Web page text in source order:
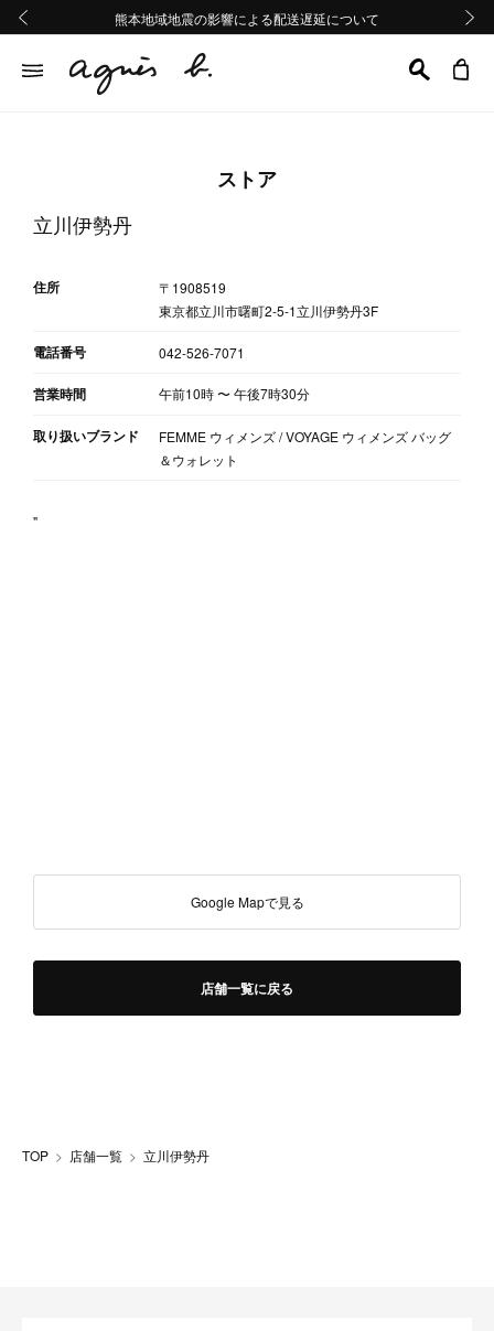
熊本地域地震の影響による配送遅延について
Summer Sale 2buy10%OFF!!
熊本地域地震の影響による配送遅延について
Summer Sale 2buy10%OFF!!
ストア
立川伊勢丹
住所
〒1908519
東京都立川市曙町2-5-1立川伊勢丹3F
電話番号 042-526-7071
営業時間 午前10時〜午後7時30分
取り扱いブランド
FEMME ウィメンズ / VOYAGE ウィメンズ バッグ
＆ウォレット
"
Google Mapで見る
店舗一覧に戻る
TOP 店舗一覧 立川伊勢丹